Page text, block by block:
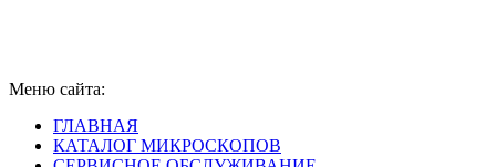
Меню сайта:
ГЛАВНАЯ
КАТАЛОГ МИКРОСКОПОВ